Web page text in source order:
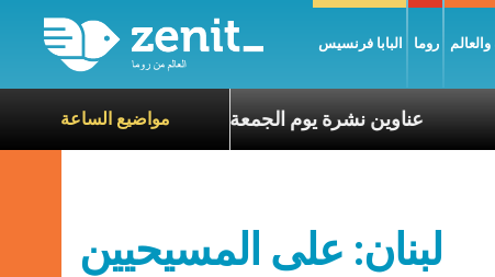
البابا فرنسيس روما
مواضيع الساعةعناوين نشرة يوم الجمعة 7 آب 2026: السلام يُبنى بصبر يومًا بعد يوم الآخرين
لبنان: على المسيحيين